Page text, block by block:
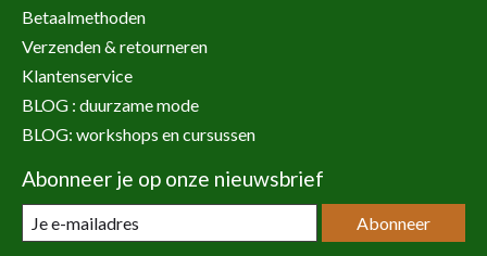
Betaalmethoden
Verzenden & retourneren
Klantenservice
BLOG : duurzame mode
BLOG: workshops en cursussen
Abonneer je op onze nieuwsbrief
Abonneer